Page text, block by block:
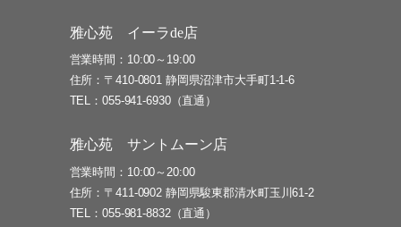
雅心苑 イーラde店
営業時間
10:00～19:00
住所
〒410-0801 静岡県沼津市大手町1-1-6
TEL
055-941-6930（直通）
雅心苑 サントムーン店
営業時間
10:00～20:00
住所
〒411-0902 静岡県駿東郡清水町玉川61-2
TEL
055-981-8832（直通）